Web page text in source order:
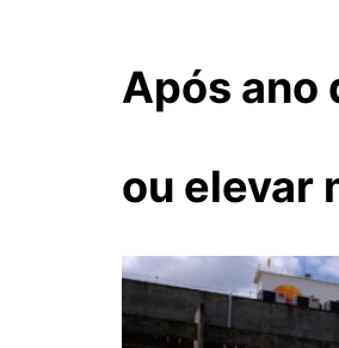
Após ano
ou elevar